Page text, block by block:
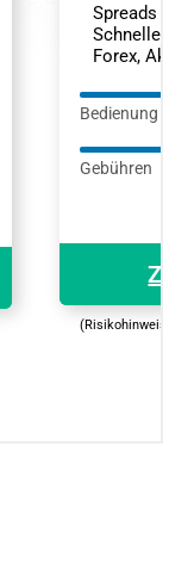
Spreads
Schnelle
Forex,
Bedienung
Gebühren